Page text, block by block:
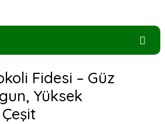
Fidesi – Güz
Yüksek